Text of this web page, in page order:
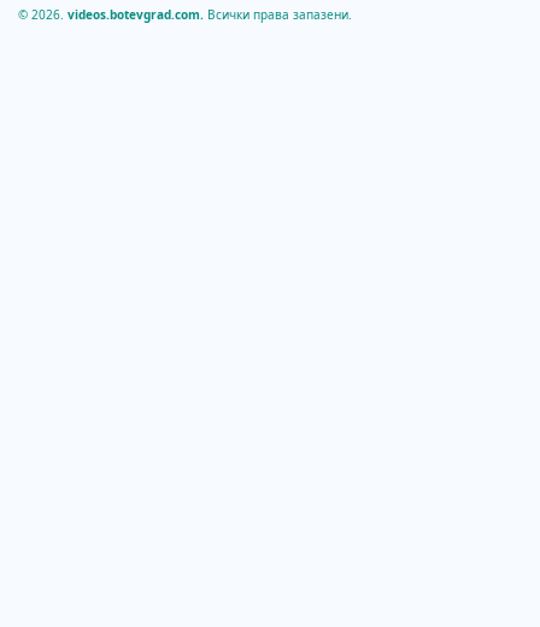
© 2026. videos.botevgrad.com. Всички права запазени.